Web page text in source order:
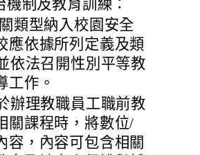
制及教育訓練：
類型納入校園安全
應依據所列定義及類
依法召開性別平等教
工作。
辦理教職員工職前教
關課程時，將數位/
容，內容可包含相關